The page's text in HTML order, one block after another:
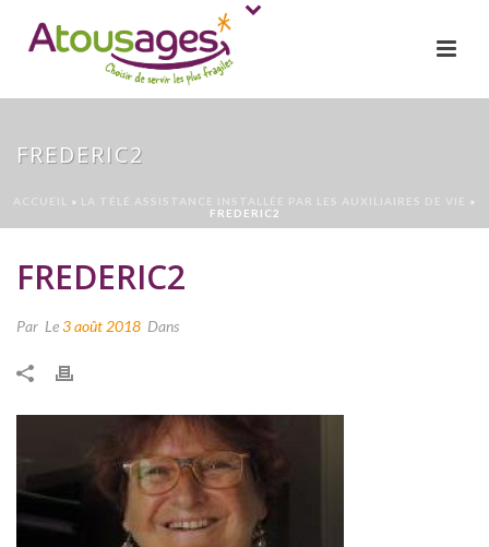
FREDERIC2
ACCUEIL » LA TÉLÉ ASSISTANCE INSTALLÉE PAR LES AUXILIAIRES DE VIE
»
FREDERIC2
FREDERIC2
Par Le3 août 2018 Dans